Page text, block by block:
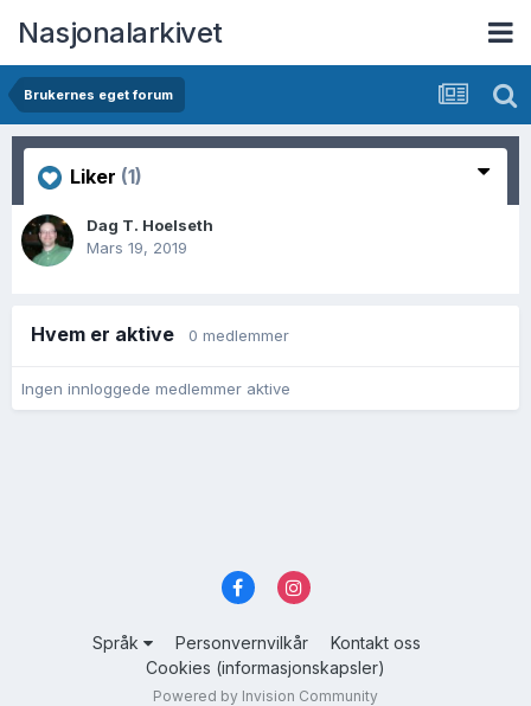
Nasjonalarkivet
Brukernes eget forum
Liker (1)
Dag T. Hoelseth
Mars 19, 2019
Hvem er aktive 0 medlemmer
Ingen innloggede medlemmer aktive
Språk Personvernvilkår
Kontakt oss
Cookies (informasjonskapsler)
Powered by Invision Community